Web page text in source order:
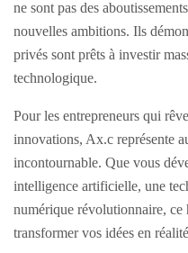
ne sont pas des
nouvelles ambitions. Ils
privés sont prêts à investir
technologique.
Pour les entrepreneurs qui
innovations, Ax.c représente
incontournable. Que vous
intelligence artificielle, une
numérique révolutionnaire,
transformer vos idées en